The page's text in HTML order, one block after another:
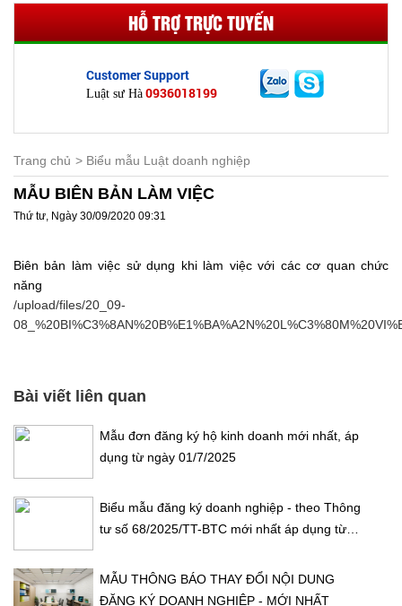
HỖ TRỢ TRỰC TUYẾN
Customer Support
Luật sư Hà 0936018199
Trang chủ Biểu mẫu Luật doanh nghiệp
MẪU BIÊN BẢN LÀM VIỆC
Thứ tư, Ngày 30/09/2020 09:31
Biên bản làm việc sử dụng khi làm việc với các cơ quan chức
năng
/upload/files/20_09-
Bài viết liên quan
Mẫu đơn đăng ký hộ kinh doanh mới nhất, áp
dụng từ ngày 01/7/2025
Biểu mẫu đăng ký doanh nghiệp - theo Thông
tư số 68/2025/TT-BTC mới nhất áp dụng từ
MẪU THÔNG BÁO THAY ĐỔI NỘI DUNG
ĐĂNG KÝ DOANH NGHIỆP - MỚI NHẤT